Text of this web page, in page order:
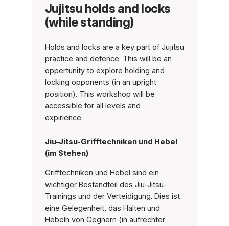
Jujitsu holds and locks
(while standing)
Holds and locks are a key part of Jujitsu
practice and defence. This will be an
oppertunity to explore holding and
locking opponents (in an upright
position). This workshop will be
accessible for all levels and
expirience.
Jiu-Jitsu-Grifftechniken und Hebel
(im Stehen)
Grifftechniken und Hebel sind ein
wichtiger Bestandteil des Jiu-Jitsu-
Trainings und der Verteidigung. Dies ist
eine Gelegenheit, das Halten und
Hebeln von Gegnern (in aufrechter